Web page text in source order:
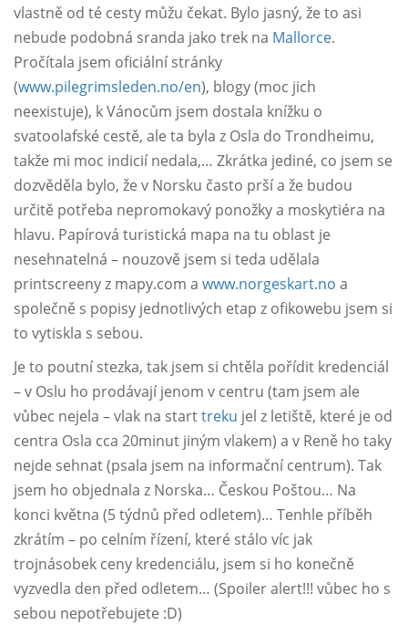
vlastně od té cesty můžu čekat. Bylo jasný, že to asi
nebude podobná sranda jako trek na Mallorce.
Pročítala jsem oficiální stránky
(www.pilegrimsleden.no/en), blogy (moc jich
neexistuje), k Vánocům jsem dostala knížku o
svatoolafské cestě, ale ta byla z Osla do Trondheimu,
takže mi moc indicií nedala,… Zkrátka jediné, co jsem se
dozvěděla bylo, že v Norsku často prší a že budou
určitě potřeba nepromokavý ponožky a moskytiéra na
hlavu. Papírová turistická mapa na tu oblast je
nesehnatelná – nouzově jsem si teda udělala
printscreeny z mapy.com a www.norgeskart.no a
společně s popisy jednotlivých etap z ofikowebu jsem si
to vytiskla s sebou.
Je to poutní stezka, tak jsem si chtěla pořídit kredenciál
– v Oslu ho prodávají jenom v centru (tam jsem ale
vůbec nejela – vlak na starttreku jel z letiště, které je od
centra Osla cca 20minut jiným vlakem) a v Reně ho taky
nejde sehnat (psala jsem na informační centrum). Tak
jsem ho objednala z Norska… Českou Poštou… Na
konci května (5 týdnů před odletem)… Tenhle příběh
zkrátím – po celním řízení, které stálo víc jak
trojnásobek ceny kredenciálu, jsem si ho konečně
vyzvedla den před odletem… (Spoiler alert!!! vůbec ho s
sebou nepotřebujete :D)